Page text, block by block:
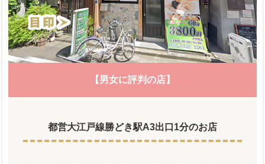
【男女に評判の店】
都営大江戸線勝どき駅A3出口1分のお店